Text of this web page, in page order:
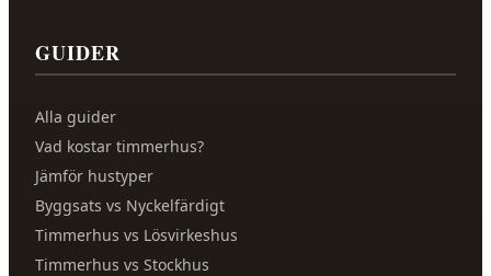
GUIDER
Alla guider
Vad kostar timmerhus?
Jämför hustyper
Byggsats vs Nyckelfärdigt
Timmerhus vs Lösvirkeshus
Timmerhus vs Stockhus